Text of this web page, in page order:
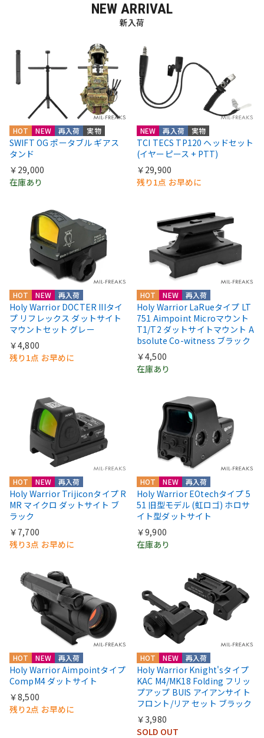
NEW ARRIVAL
新入荷
HOT NEW 再入荷 実物
SWIFT OG ポータブル ギアス
タンド
￥29,000
在庫あり
NEW 再入荷 実物
TCI TECS TP120 ヘッドセット
(イヤーピース + PTT)
￥29,900
残り1点 お早めに
HOT NEW 再入荷
Holy Warrior DOCTER IIIタイ
プ リフレックス ダットサイト
マウントセット グレー
￥4,800
残り1点 お早めに
HOT NEW 再入荷
Holy Warrior LaRueタイプ LT
751 Aimpoint Microマウント
T1/T2 ダットサイトマウント A
bsolute Co-witness ブラック
￥4,500
在庫あり
HOT NEW 再入荷
Holy Warrior Trijiconタイプ R
MR マイクロ ダットサイト ブ
ラック
￥7,700
残り3点 お早めに
HOT NEW 再入荷
Holy Warrior EOtechタイプ 5
51 旧型モデル (虹ロゴ) ホロサ
イト型ダットサイト
￥9,900
在庫あり
HOT NEW 再入荷
Holy Warrior Aimpointタイプ
CompM4 ダットサイト
￥8,500
残り2点 お早めに
HOT NEW 再入荷
Holy Warrior Knight'sタイプ
KAC M4/MK18 Folding フリッ
プアップ BUIS アイアンサイト
フロント/リア セット ブラック
￥3,980
SOLD OUT